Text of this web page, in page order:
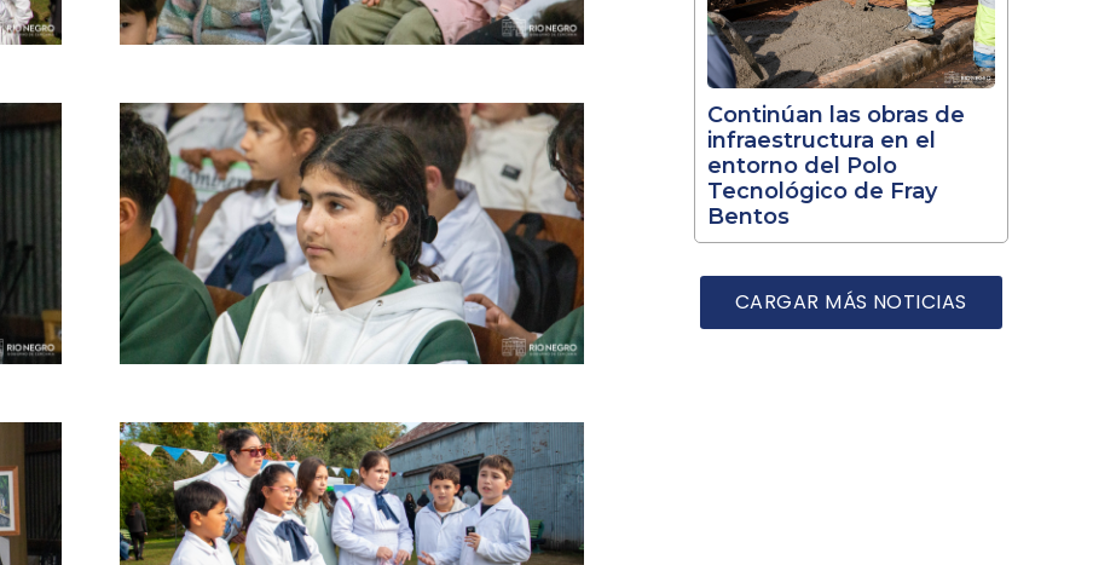
Continúan las obras de
infraestructura en el
entorno del Polo
Tecnológico de Fray
Bentos
CARGAR MÁS NOTICIAS